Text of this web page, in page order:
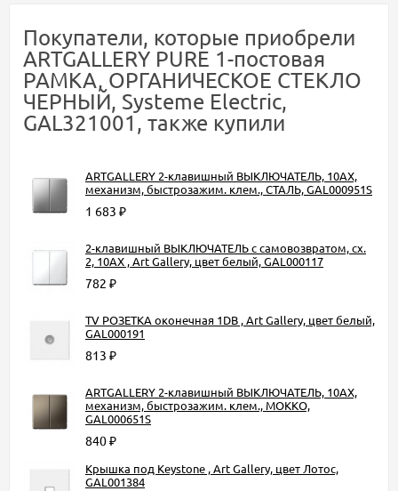
Покупатели, которые приобрели
ARTGALLERY PURE 1-постовая
РАМКА, ОРГАНИЧЕСКОЕ СТЕКЛО
ЧЕРНЫЙ, Systeme Electric,
GAL321001, также купили
ARTGALLERY 2-клавишный ВЫКЛЮЧАТЕЛЬ, 10АХ,
механизм, быстрозажим. клем., СТАЛЬ, GAL000951S
1 683 ₽
2-клавишный ВЫКЛЮЧАТЕЛЬ с самовозвратом, сх.
2, 10АХ , Art Gallery, цвет белый, GAL000117
782 ₽
TV РОЗЕТКА оконечная 1DB , Art Gallery, цвет белый,
GAL000191
813 ₽
ARTGALLERY 2-клавишный ВЫКЛЮЧАТЕЛЬ, 10АХ,
механизм, быстрозажим. клем., МОККО,
GAL000651S
840₽
Крышка под Keystone , Art Gallery, цвет Лотос,
GAL001384